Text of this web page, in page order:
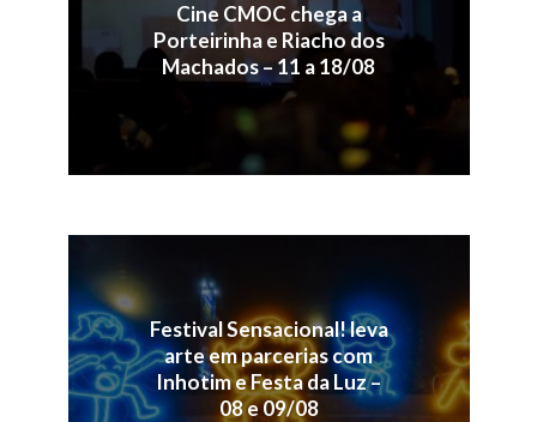
Cine CMOC chega a
Porteirinha e Riacho dos
Machados – 11 a 18/08
Festival Sensacional! leva
arte em parcerias com
Inhotim e Festa da Luz –
08 e 09/08